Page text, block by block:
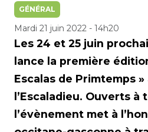
GÉNÉRAL
Mardi 21 juin 2022 - 14h20
Les 24 et 25 juin
lance la première
Escalas de Primtemps »
l’Escaladieu. Ouverts à
l’évènement met à